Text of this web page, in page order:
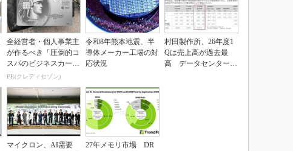
全経営者・個人事業主
が作るべき「圧倒的コ
スパのビジネスカー
ド」
PR(クレディセゾン)
令和8年熊本地震、半
導体メーカー工場の対
応状況
村田製作所、26年度1
Qは売上高が過去最
高 データセンター関
マイクロン、AI需要
27年メモリ市場 DR